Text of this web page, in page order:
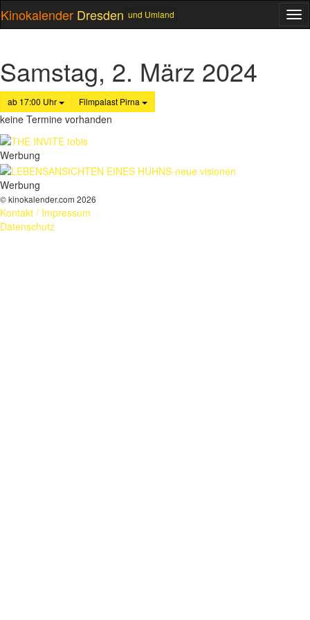
Kinokalender Dresden und Umland
Samstag, 2. März 2024
ab 17:00 Uhr Filmpalast Pirna
keine Termine vorhanden
Werbung
Werbung
© kinokalender.com 2026
Kontakt / Impressum
Datenschutz